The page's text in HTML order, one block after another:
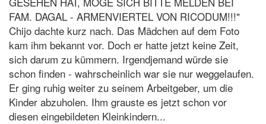
FAM. DAGAL - ARMENVIERTEL VON RICODUM!!!"
Chijo dachte kurz nach. Das Mädchen auf dem Foto
kam ihm bekannt vor. Doch er hatte jetzt keine Zeit,
sich darum zu kümmern. Irgendjemand würde sie
schon finden - wahrscheinlich war sie nur weggelaufen.
Er ging ruhig weiter zu seinem Arbeitgeber, um die
Kinder abzuholen. Ihm grauste es jetzt schon vor
diesen eingebildeten Kleinkindern...